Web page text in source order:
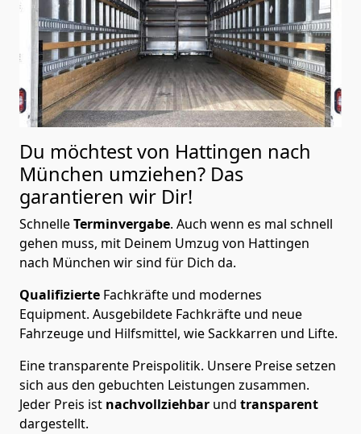
Du möchtest von Hattingen nach
München umziehen? Das
garantieren wir Dir!
SchnelleTerminvergabe. Auch wenn es mal schnell
gehen muss, mit Deinem Umzug von Hattingen
nach München wir sind für Dich da.
Qualifizierte Fachkräfte und modernes
Equipment. Ausgebildete Fachkräfte und neue
Fahrzeuge und Hilfsmittel, wie Sackkarren und Lifte.
Eine transparente Preispolitik. Unsere Preise setzen
sich aus den gebuchten Leistungen zusammen.
Jeder Preis ist nachvollziehbar und transparent
dargestellt.